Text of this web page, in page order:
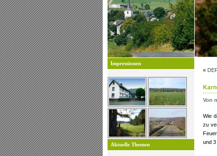
Impressionen
Aktuelle Themen
«
Von
Wie
zu
und